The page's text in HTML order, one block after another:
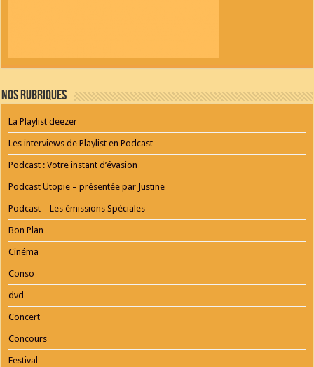
Nos Rubriques
La Playlist deezer
Les interviews de Playlist en Podcast
Podcast : Votre instant d’évasion
Podcast Utopie – présentée par Justine
Podcast – Les émissions Spéciales
Bon Plan
Cinéma
Conso
dvd
Concert
Concours
Festival